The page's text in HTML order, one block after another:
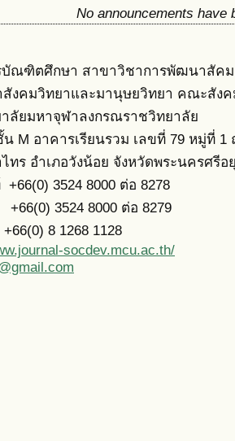
No announcements have
บัณฑิตศึกษา สาขาวิชาการพัฒนาสัคม
งคมวิทยาและมานุษยวิทยา คณะสัง
ลัยมหาจุฬาลงกรณราชวิทยาลัย
M อาคารเรียนรวม เลขที่ 79 หมู่ที่
ทร อำเภอวังน้อย จังหวัดพระนครศรีอ
3524 8000 ต่อ 8278
3524 8000 ต่อ 8279
8 1268 1128
socdev.mcu.ac.th/